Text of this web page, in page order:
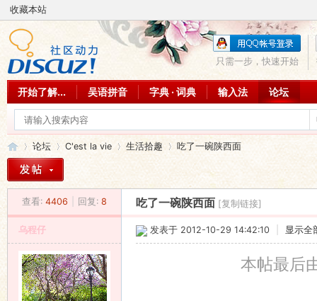
收藏本站
只需一步，快速开始
开始了解... 吴语拼音 字典 · 词典 输入法 论坛
»
论坛
›
C'est la vie 生活拾趣
›
吃了一碗陕西面
查看: 4406 回复: 8 吃了一碗陕西面 [复制链接]
乌程仔 发表于 2012-10-29 14:42:10 显示全
本帖最后